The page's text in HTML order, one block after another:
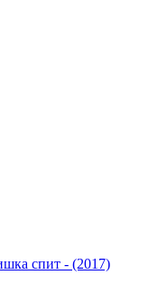
спит - (2017)